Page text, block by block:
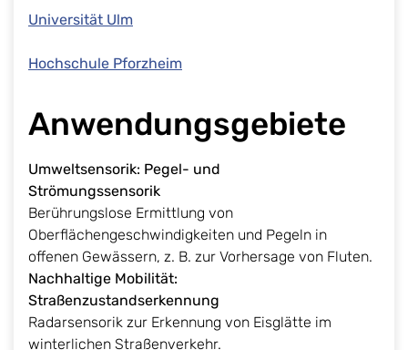
Universität Ulm
Hochschule Pforzheim
Anwendungsgebiete
Umweltsensorik: Pegel- und
Berührungslose Ermittlung von
Oberflächengeschwindigkeiten und Pegeln in
offenen Gewässern, z. B. zur Vorhersage von Fluten.
Nachhaltige Mobilität:
Radarsensorik zur Erkennung von Eisglätte im
winterlichen Straßenverkehr.